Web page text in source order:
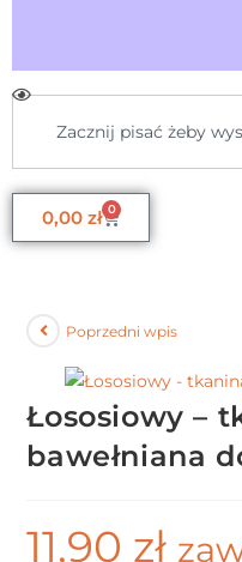
0,00 zł 0
Poprzedni wpis
Łososiowy –
bawełniana
11,90 zł